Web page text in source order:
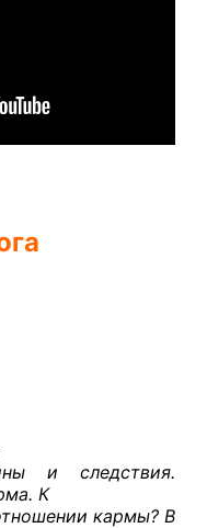
и следствия.
К
кармы? В